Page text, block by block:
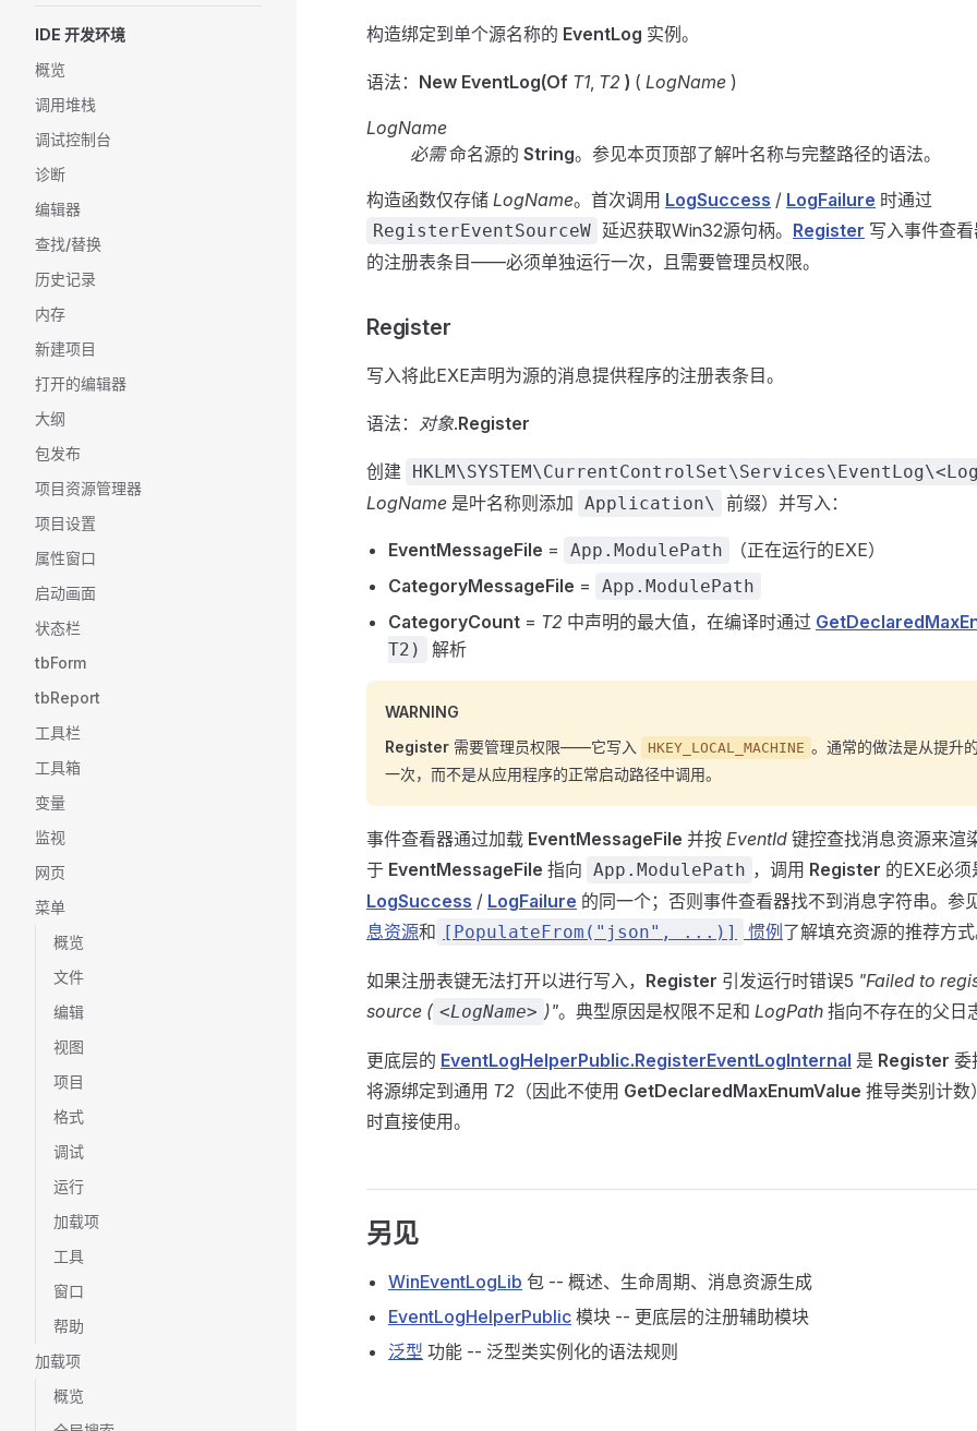
IDE 开发环境
概览
调用堆栈
调试控制台
诊断
编辑器
查找/替换
历史记录
内存
新建项目
打开的编辑器
大纲
包发布
项目资源管理器
项目设置
属性窗口
启动画面
状态栏
tbForm
tbReport
工具栏
工具箱
变量
监视
网页
菜单
概览
文件
编辑
视图
项目
格式
调试
运行
加载项
工具
窗口
帮助
加载项
概览
构造绑定到单个源名称的 EventLog 实例。
语法： New EventLog(Of T1, T2 ) ( LogName )
LogName
必需命名源的 String。参见本页顶部了解叶名称与完整路径的语法。
构造函数仅存储 LogName。首次调用 LogSuccess / LogFailure 时通过
RegisterEventSourceW 延迟获取Win32源句柄。 Register 写入事件查
的注册表条目——必须单独运行一次，且需要管理员权限。
Register
写入将此EXE声明为源的消息提供程序的注册表条目。
语法： 对象.Register
创建
LogName 是叶名称则添加 Application\ 前缀）并写入：
EventMessageFile = App.ModulePath
（正在运行的EXE）
CategoryMessageFile = App.ModulePath
CategoryCount = T2 中声明的最大值，在编译时通过
T2)
解析
WARNING
Register 需要管理员权限——它写入 HKEY_LOCAL_MACHINE 。通常的做法是从提升
一次，而不是从应用程序的正常启动路径中调用。
事件查看器通过加载 EventMessageFile 并按 EventId 键控查找消息资源来渲
于 EventMessageFile 指向 App.ModulePath ，调用 Register 的EXE必须
LogSuccess / LogFailure 的同一个；否则事件查看器找不到消息字符串。参
息资源和 [PopulateFrom("json", ...)] 惯例 了解填充资源的推荐方式
如果注册表键无法打开以进行写入， Register 引发运行时错误5 "Failed to
source ( <LogName> )"。典型原因是权限不足和 LogPath 指向不存在的父日
更底层的 EventLogHelperPublic.RegisterEventLogInternal 是 Register 委
将源绑定到通用 T2 （因此不使用 GetDeclaredMaxEnumValue 推导类别计数
时直接使用。
另见
WinEventLogLib 包 -- 概述、生命周期、消息资源生成
EventLogHelperPublic 模块 -- 更底层的注册辅助模块
泛型 功能 -- 泛型类实例化的语法规则